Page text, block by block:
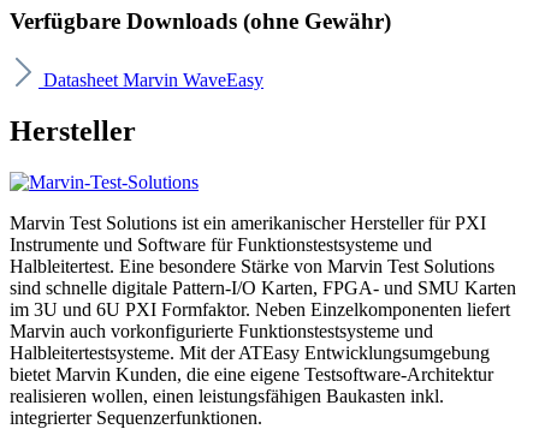
Verfügbare Downloads (ohne Gewähr)
Datasheet Marvin WaveEasy
Hersteller
Marvin Test Solutions ist ein amerikanischer Hersteller für PXI
Instrumente und Software für Funktionstestsysteme und
Halbleitertest. Eine besondere Stärke von Marvin Test Solutions
sind schnelle digitale Pattern-I/O Karten, FPGA- und SMU Karten
im 3U und 6U PXI Formfaktor. Neben Einzelkomponenten liefert
Marvin auch vorkonfigurierte Funktionstestsysteme und
Halbleitertestsysteme. Mit der ATEasy Entwicklungsumgebung
bietet Marvin Kunden, die eine eigene Testsoftware-Architektur
realisieren wollen, einen leistungsfähigen Baukasten inkl.
integrierter Sequenzerfunktionen.